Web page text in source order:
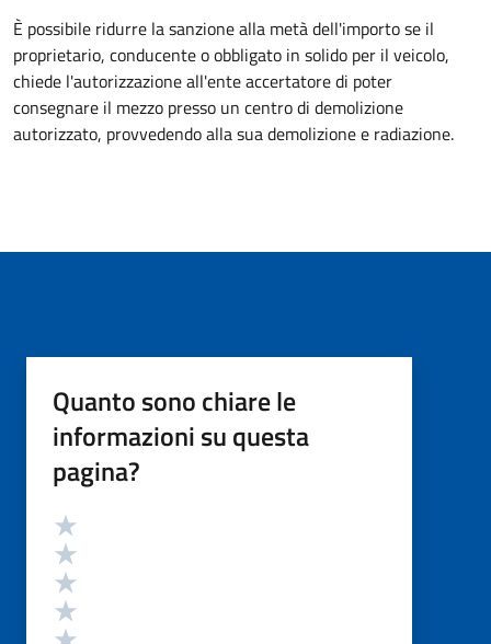
È possibile ridurre la sanzione alla metà dell'importo se il
proprietario, conducente o obbligato in solido per il veicolo,
chiede l'autorizzazione all'ente accertatore di poter
consegnare il mezzo presso un centro di demolizione
autorizzato, provvedendo alla sua demolizione e radiazione.
Quanto sono chiare le
informazioni su questa
pagina?
Valutazione